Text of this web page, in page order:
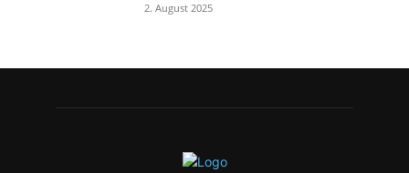
2. August 2025